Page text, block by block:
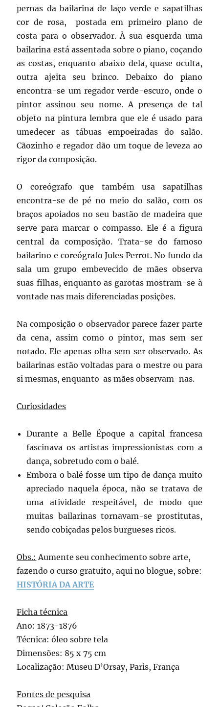
pernas da bailarina de laço verde e sapatilhas
cor de rosa, postada em primeiro plano de
costa para o observador. À sua esquerda uma
bailarina está assentada sobre o piano, coçando
as costas, enquanto abaixo dela, quase oculta,
outra ajeita seu brinco. Debaixo do piano
encontra-se um regador verde-escuro, onde o
pintor assinou seu nome. A presença de tal
objeto na pintura lembra que ele é usado para
umedecer as tábuas empoeiradas do salão.
Cãozinho e regador dão um toque de leveza ao
rigor da composição.
O coreógrafo que também usa sapatilhas
encontra-se de pé no meio do salão, com os
braços apoiados no seu bastão de madeira que
serve para marcar o compasso. Ele é a figura
central da composição. Trata-se do famoso
bailarino e coreógrafo Jules Perrot. No fundo da
sala um grupo embevecido de mães observa
suas filhas, enquanto as garotas mostram-se à
vontade nas mais diferenciadas posições.
Na composição o observador parece fazer parte
da cena, assim como o pintor, mas sem ser
notado. Ele apenas olha sem ser observado. As
bailarinas estão voltadas para o mestre ou para
si mesmas, enquanto as mães observam-nas.
Curiosidades
Durante a Belle Époque a capital francesa
fascinava os artistas impressionistas com a
dança, sobretudo com o balé.
Embora o balé fosse um tipo de dança muito
apreciado naquela época, não se tratava de
uma atividade respeitável, de modo que
muitas bailarinas tornavam-se prostitutas,
sendo cobiçadas pelos burgueses ricos.
Obs.: Aumente seu conhecimento sobre arte,
fazendo o curso gratuito, aqui no blogue, sobre:
HISTÓRIA DA ARTE
Ficha técnica
Ano: 1873-1876
Técnica: óleo sobre tela
Dimensões: 85 x 75 cm
Localização: Museu D’Orsay, Paris, França
Fontes de pesquisa